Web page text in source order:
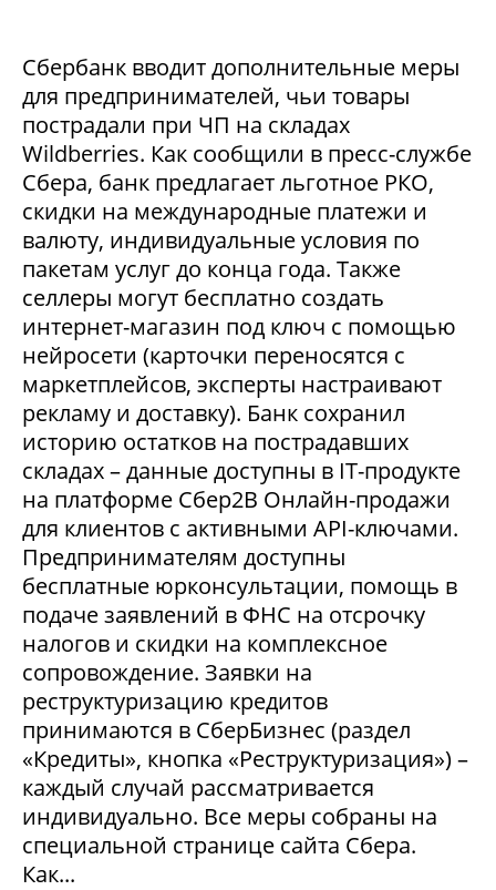
Сбербанк вводит дополнительные меры
для предпринимателей, чьи товары
пострадали при ЧП на складах
Wildberries. Как сообщили в пресс-службе
Сбера, банк предлагает льготное РКО,
скидки на международные платежи и
валюту, индивидуальные условия по
пакетам услуг до конца года. Также
селлеры могут бесплатно создать
интернет-магазин под ключ с помощью
нейросети (карточки переносятся с
маркетплейсов, эксперты настраивают
рекламу и доставку). Банк сохранил
историю остатков на пострадавших
складах – данные доступны в IT-продукте
на платформе Сбер2В Онлайн-продажи
для клиентов с активными API-ключами.
Предпринимателям доступны
бесплатные юрконсультации, помощь в
подаче заявлений в ФНС на отсрочку
налогов и скидки на комплексное
сопровождение. Заявки на
реструктуризацию кредитов
принимаются в СберБизнес (раздел
«Кредиты», кнопка «Реструктуризация») –
каждый случай рассматривается
индивидуально. Все меры собраны на
специальной странице сайта Сбера.
Как...